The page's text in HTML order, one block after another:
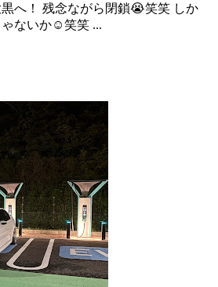
へ！ 残念ながら閉鎖😭笑笑 しか
ゃないか☺️笑笑 ...